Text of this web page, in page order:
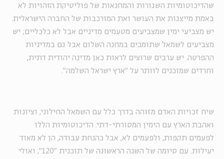
שהדיכוטומיות השגורות והמחנאות של פוליטיקת הזהויות לא
באמת מייצגות את העושר ואת המורכבות של החברה הישראלית.
יש מצביעי ימין שמצביעים מטעמים מדיניים אבל לא כלכליים; יש
מצביעים לשמאל שתומכים במחנה השלום אבל גם במדיניות
ההפרטה. יש ערבים שרוצים לראות כאן מדינה יהודית דתית,
וחרדים שמוכנים לוותר על "ארץ ישראל השלמה".
שיח זכויות האדם מזוהה בדרך כלל עם השמאל החילוני, וציונות
ואהבת הארץ עם הימין המסורתי-דתי. הדיכוטומיות הללו
לפעמים תקפות, ולפעמים לא, אבל כהנחת עבודה, הן לא מאוד
יעילות. עם סיומה של השנה הראשונה של תוכנית "120", ואולי